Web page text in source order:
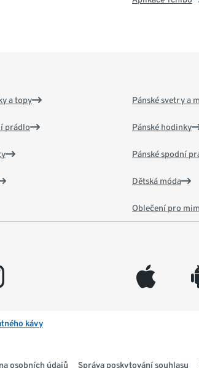
a topy
prádlo
Pánské svetry a
Pánské hodinky
Pánské spodní
Dětská móda
Oblečení pro
appleinc
kávy
osobních údajů Správa poskytování souhlasu